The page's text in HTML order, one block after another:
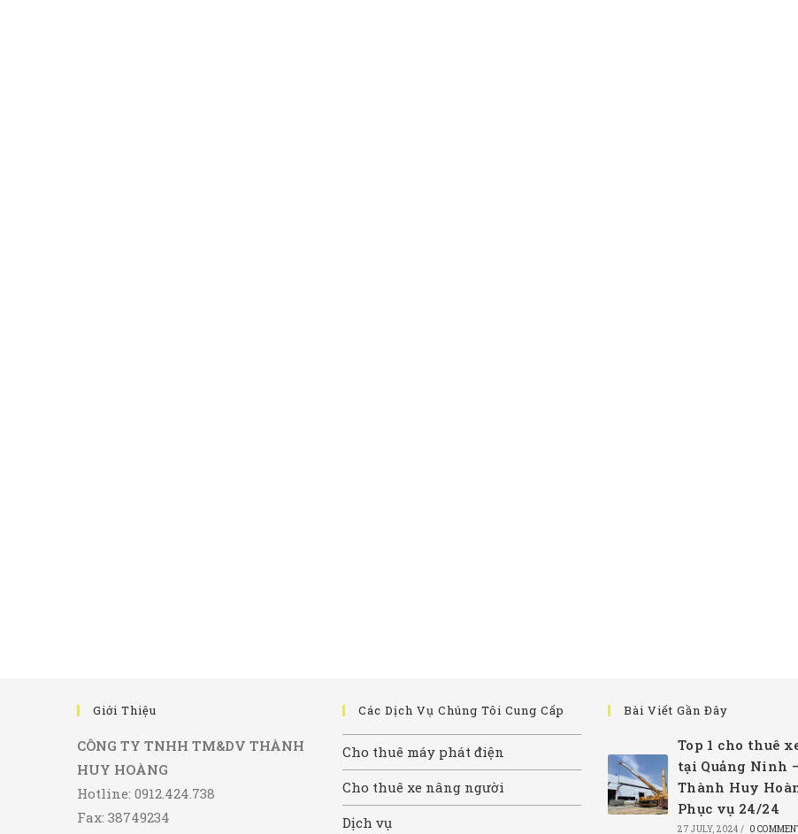
Giới Thiệu
CÔNG TY TNHH TM&DV THÀNH
HUY HOÀNG
Hotline: 0912.424.738
Fax: 38749234
Các Dịch Vụ Chúng Tôi Cung Cấp
Cho thuê máy phát điện
Cho thuê xe nâng người
Dịch vụ
Bài Viết Gần Đây
Top 1 cho thuê
tại Quảng Ninh
Thành Huy
Phục vụ 24/24
27 JULY, 2024 / 0